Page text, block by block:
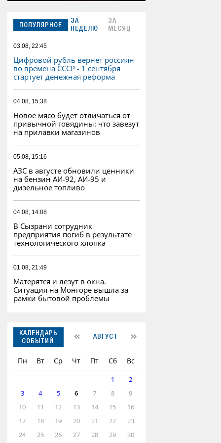
ПОПУЛЯРНОЕ
ЗА
НЕДЕЛЮ
ЗА
МЕСЯЦ
03.08, 22:45
Цифровой рубль вернет россиян
во времена СССР - 1 сентября
стартует денежная реформа
04.08, 15:38
Новое мясо будет отличаться от
привычной говядины: что завезут
на прилавки магазинов
05.08, 15:16
АЗС в августе обновили ценники
на бензин АИ-92, АИ-95 и
дизельное топливо
04.08, 14:08
В Сызрани сотрудник
предприятия погиб в результате
технологического хлопка
01.08, 21:49
Матерятся и лезут в окна.
Ситуация на Монгоре вышла за
рамки бытовой проблемы
КАЛЕНДАРЬ
СОБЫТИЙ
АВГУСТ
Пн Вт Ср Чт Пт Сб Вс
1
2
3
4 5 6 7 8
9
10
11 12 13 14 15
16
17
18 19 20 21 22
23
24
25 26 27 28 29 30